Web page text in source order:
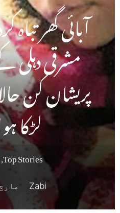
آبائی گھر
مشرقی دہلی
پریشان کن
لڑکا
Top Stories
,
Zabi مارچ 7,